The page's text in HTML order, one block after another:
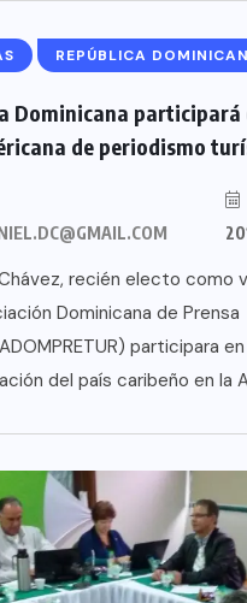
REPÚBLICA
Dominicana participará
de periodismo
recién electo como
Dominicana de Prensa
participara en
del país caribeño en la